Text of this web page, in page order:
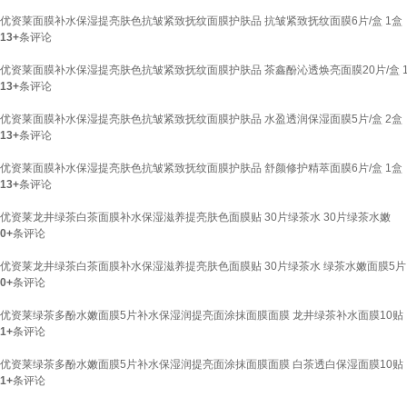
优资莱面膜补水保湿提亮肤色抗皱紧致抚纹面膜护肤品 抗皱紧致抚纹面膜6片/盒 1盒
13+条评论
优资莱面膜补水保湿提亮肤色抗皱紧致抚纹面膜护肤品 茶鑫酚沁透焕亮面膜20片/盒
13+条评论
优资莱面膜补水保湿提亮肤色抗皱紧致抚纹面膜护肤品 水盈透润保湿面膜5片/盒 2盒
13+条评论
优资莱面膜补水保湿提亮肤色抗皱紧致抚纹面膜护肤品 舒颜修护精萃面膜6片/盒 1盒
13+条评论
优资莱龙井绿茶白茶面膜补水保湿滋养提亮肤色面膜贴 30片绿茶水 30片绿茶水嫩
0+条评论
优资莱龙井绿茶白茶面膜补水保湿滋养提亮肤色面膜贴 30片绿茶水 绿茶水嫩面膜5片
0+条评论
优资莱绿茶多酚水嫩面膜5片补水保湿润提亮面涂抹面膜面膜 龙井绿茶补水面膜10贴
1+条评论
优资莱绿茶多酚水嫩面膜5片补水保湿润提亮面涂抹面膜面膜 白茶透白保湿面膜10贴
1+条评论